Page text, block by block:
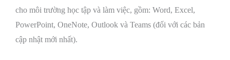
cho môi trường học tập và làm việc, gồm: Word, Excel,
PowerPoint, OneNote, Outlook và Teams (đối với các bản
cập nhật mới nhất).